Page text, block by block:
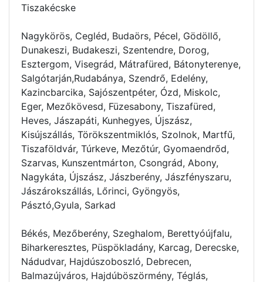
Tiszakécske
Nagykörös, Cegléd, Budaörs, Pécel, Gödöllő,
Dunakeszi, Budakeszi, Szentendre, Dorog,
Esztergom, Visegrád, Mátrafüred, Bátonyterenye,
Salgótarján,Rudabánya, Szendrő, Edelény,
Kazincbarcika, Sajószentpéter, Ózd, Miskolc,
Eger, Mezőkövesd, Füzesabony, Tiszafüred,
Heves, Jászapáti, Kunhegyes, Újszász,
Kisújszállás, Törökszentmiklós, Szolnok, Martfű,
Tiszaföldvár, Túrkeve, Mezőtúr, Gyomaendrőd,
Szarvas, Kunszentmárton, Csongrád, Abony,
Nagykáta, Újszász, Jászberény, Jászfényszaru,
Jászárokszállás, Lőrinci, Gyöngyös,
Pásztó,Gyula, Sarkad
Békés, Mezőberény, Szeghalom, Berettyóújfalu,
Biharkeresztes, Püspökladány, Karcag, Derecske,
Nádudvar, Hajdúszoboszló, Debrecen,
Balmazújváros, Hajdúböszörmény, Téglás,